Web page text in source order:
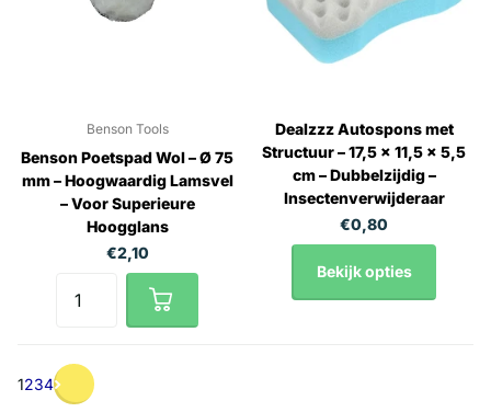
Benson Tools
Benson Poetspad Wol – Ø 75
mm – Hoogwaardig Lamsvel
– Voor Superieure
Hoogglans
€2,10
Dealzzz Autospons met
Structuur – 17,5 x 11,5 x 5,5
cm – Dubbelzijdig –
Insectenverwijderaar
€0,80
Bekijk opties
1234